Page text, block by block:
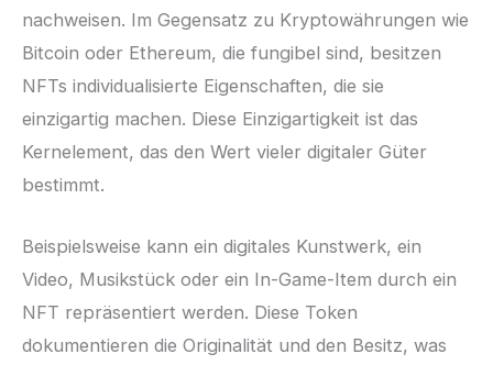
nachweisen. Im Gegensatz zu Kryptowährungen wie
Bitcoin oder Ethereum, die fungibel sind, besitzen
NFTs individualisierte Eigenschaften, die sie
einzigartig machen. Diese Einzigartigkeit ist das
Kernelement, das den Wert vieler digitaler Güter
bestimmt.
Beispielsweise kann ein digitales Kunstwerk, ein
Video, Musikstück oder ein In-Game-Item durch ein
NFT repräsentiert werden. Diese Token
dokumentieren die Originalität und den Besitz, was